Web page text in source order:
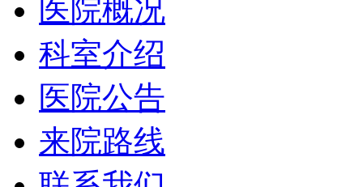
医院概况
科室介绍
医院公告
来院路线